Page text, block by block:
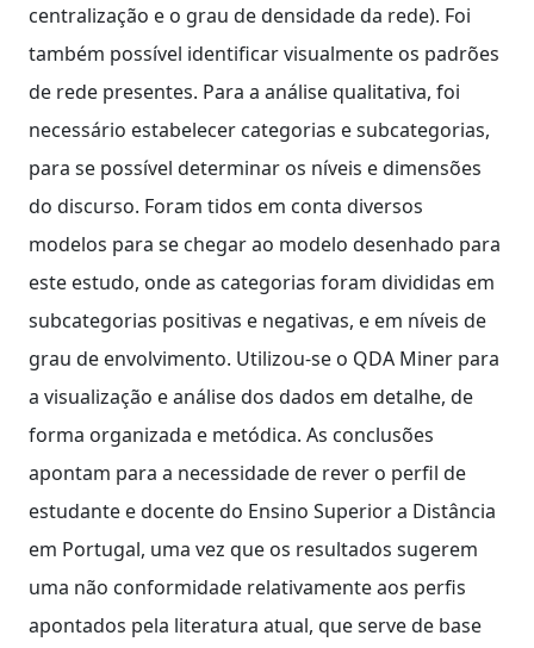
centralização e o grau de densidade da rede). Foi
também possível identificar visualmente os padrões
de rede presentes. Para a análise qualitativa, foi
necessário estabelecer categorias e subcategorias,
para se possível determinar os níveis e dimensões
do discurso. Foram tidos em conta diversos
modelos para se chegar ao modelo desenhado para
este estudo, onde as categorias foram divididas em
subcategorias positivas e negativas, e em níveis de
grau de envolvimento. Utilizou-se o QDA Miner para
a visualização e análise dos dados em detalhe, de
forma organizada e metódica. As conclusões
apontam para a necessidade de rever o perfil de
estudante e docente do Ensino Superior a Distância
em Portugal, uma vez que os resultados sugerem
uma não conformidade relativamente aos perfis
apontados pela literatura atual, que serve de base